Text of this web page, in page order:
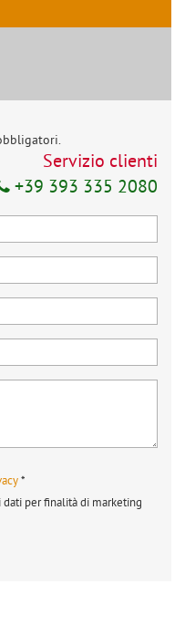
Servizio clienti
+39 393 335 2080
*
per finalità di marketing